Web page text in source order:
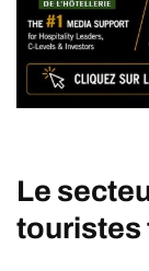
Le
touristes